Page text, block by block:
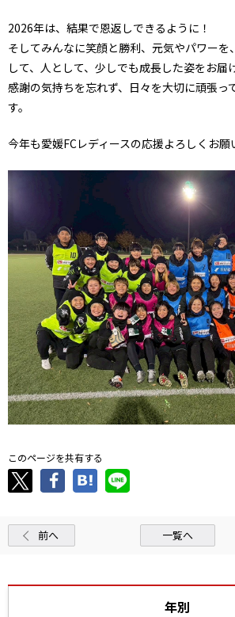
2026年は、結果で恩返しできるように！
そしてみんなに笑顔と勝利、元気やパワーを
して、人として、少しでも成長した姿をお届
感謝の気持ちを忘れず、日々を大切に頑張っ
す。
今年も愛媛FCレディースの応援よろしくお願
このページを共有する
前へ 一覧へ
年別